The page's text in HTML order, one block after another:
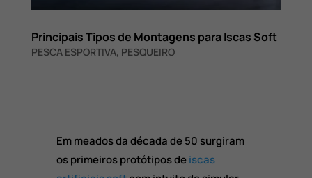
Principais Tipos de Montagens para Iscas Soft
PESCA ESPORTIVA, PESQUEIRO
Em meados da década de 50 surgiram
os primeiros protótipos deiscas